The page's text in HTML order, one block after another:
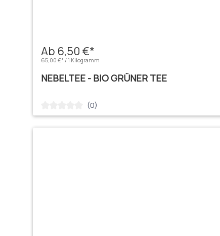
Ab 6,50 €*
65,00 €* / 1 Kilogramm
NEBELTEE - BIO GRÜNER TEE
Durchschnittliche Bewertung von 0 von 5 Sternen
(0)